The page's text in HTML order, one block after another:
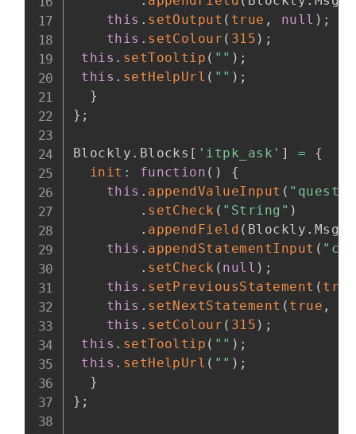
this . setOutput ( true , null ) ;
this . setColour ( 315 ) ;
this . setTooltip ( "" ) ;
this . setHelpUrl ( "" ) ;
}
} ;
Blockly . Blocks [ 'itpk_ask' ] =
{
init : function ( )
{
this . appendValueInput (
. setCheck ( "String" )
. appendField ( Blockly . Msg
this . appendStatementInput (
. setCheck ( null ) ;
this . setPreviousStatement ( true
this . setNextStatement ( true ,
this . setColour ( 315 ) ;
this . setTooltip ( "" ) ;
this . setHelpUrl ( "" ) ;
}
} ;